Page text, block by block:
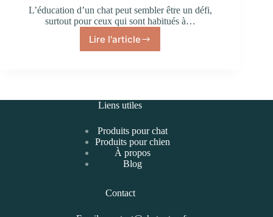
L’éducation d’un chat peut sembler être un défi,
surtout pour ceux qui sont habitués à…
Lire l'article
Liens utiles
Produits pour chat
Produits pour chien
À propos
Blog
Contact